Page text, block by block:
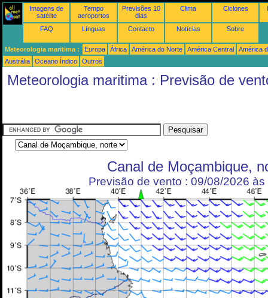
Imagens de
satélite
Tempo
aeroportos
Previsões 10
dias
Clima Ciclones
FAQ Línguas Contacto Notícias Sobre
Meteorologia maritima : Europa África América do Norte América Central
América
Austrália
Oceano Índico Outros
Meteorologia maritima : Previsão de
Canal de Moçambique,
Previsão de vento : 09/08/2026 às